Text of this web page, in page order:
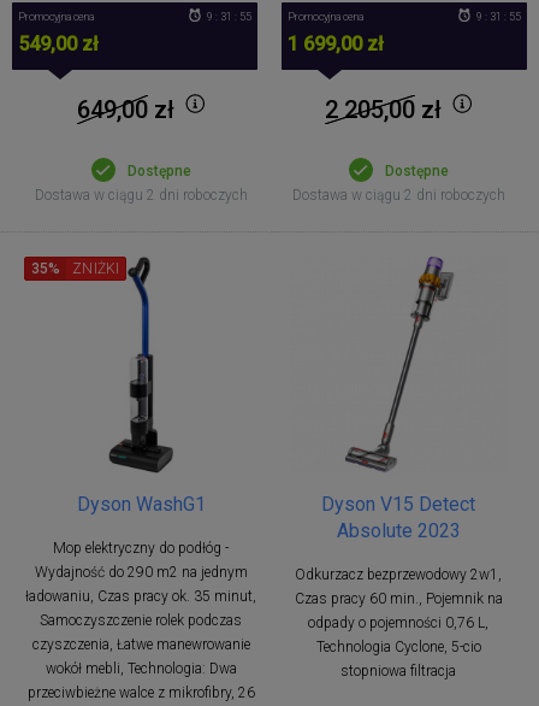
Promocyjna cena
549,00 zł
9 : 31 : 54
649,00zł
Dostępne
Dostawa w ciągu 2 dni roboczych
Promocyjna cena
1 699,00 zł
9 : 31 : 54
2 205,00zł
Dostępne
Dostawa w ciągu 2 dni roboczych
Dyson WashG1
Mop elektryczny do podłóg -
Wydajność do 290 m2 na jednym
ładowaniu, Czas pracy ok. 35 minut,
Samoczyszczenie rolek podczas
czyszczenia, Łatwe manewrowanie
wokół mebli, Technologia: Dwa
przeciwbieżne walce z mikrofibry, 26
35% ZNIŻKI
Dyson V15 Detect
Absolute 2023
Odkurzacz bezprzewodowy 2w1,
Czas pracy 60 min., Pojemnik na
odpady o pojemności 0,76 L,
Technologia Cyclone, 5-cio
stopniowa filtracja